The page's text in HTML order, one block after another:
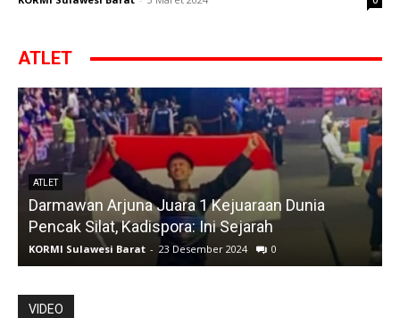
ATLET
ATLET
Darmawan Arjuna Juara 1 Kejuaraan Dunia
Pencak Silat, Kadispora: Ini Sejarah
KORMI Sulawesi Barat - 23 Desember 2024 0
VIDEO